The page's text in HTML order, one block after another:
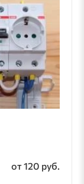
от 120 руб.